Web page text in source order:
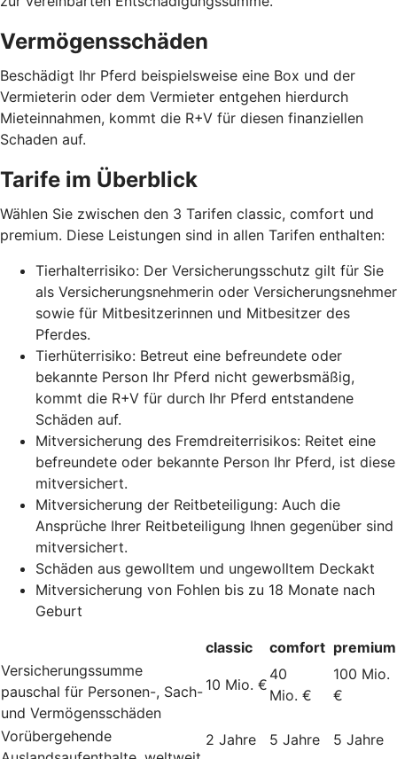
Vermögensschäden
Beschädigt Ihr Pferd beispielsweise eine Box und der
Vermieterin oder dem Vermieter entgehen hierdurch
Mieteinnahmen, kommt die R+V für diesen finanziellen
Schaden auf.
Tarife im Überblick
Wählen Sie zwischen den 3 Tarifen classic, comfort und
premium. Diese Leistungen sind in allen Tarifen enthalten:
Tierhalterrisiko: Der Versicherungsschutz gilt für Sie
als Versicherungsnehmerin oder Versicherungsnehmer
sowie für Mitbesitzerinnen und Mitbesitzer des
Pferdes.
Tierhüterrisiko: Betreut eine befreundete oder
bekannte Person Ihr Pferd nicht gewerbsmäßig,
kommt die R+V für durch Ihr Pferd entstandene
Schäden auf.
Mitversicherung des Fremdreiterrisikos: Reitet eine
befreundete oder bekannte Person Ihr Pferd, ist diese
mitversichert.
Mitversicherung der Reitbeteiligung: Auch die
Ansprüche Ihrer Reitbeteiligung Ihnen gegenüber sind
mitversichert.
Schäden aus gewolltem und ungewolltem Deckakt
Mitversicherung von Fohlen bis zu 18 Monate nach
Geburt
classic comfort premium
Versicherungssumme
pauschal für Personen-, Sach-
und Vermögensschäden
10 Mio. €
40
Mio. €
100 Mio.
€
Vorübergehende
2 Jahre 5 Jahre 5 Jahre